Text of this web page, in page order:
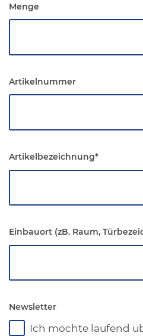
Menge
Artikelnummer
Artikelbezeichnung*
Einbauort (zB. Raum,
Newsletter
Ich möchte laufend